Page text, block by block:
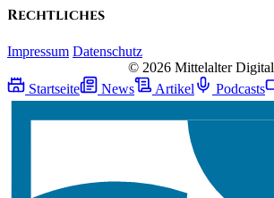
Rechtliches
Impressum Datenschutz
© 2026 Mittelalter Digital
Startseite
News Artikel Podcasts